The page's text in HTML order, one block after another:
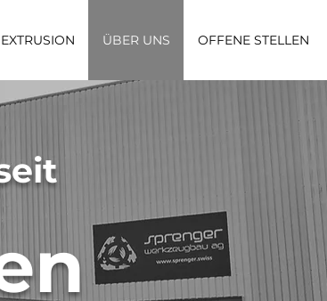
EXTRUSION ÜBER UNS OFFENE STELLEN